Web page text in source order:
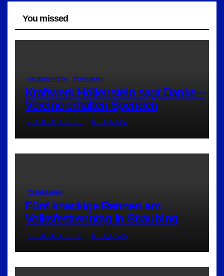
You missed
NIEDERBAYERN STRAUBING
Kraftwerk Höllenstein sagt Danke –
Vereine erhalten Spenden
7. AUGUST 2026 RED_RA24
TRABRENNEN
Fünf knackige Rennen am
Volksfestrenntag in Straubing
6. AUGUST 2026 RED_RA24